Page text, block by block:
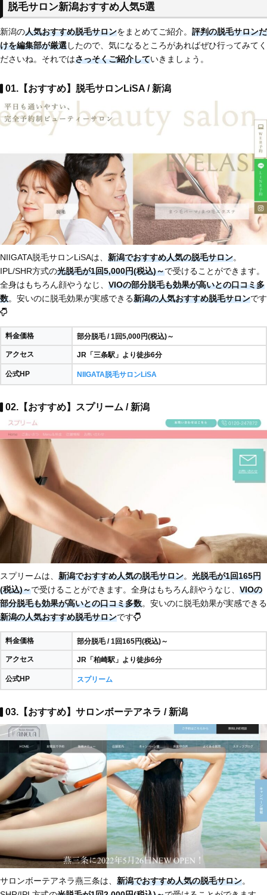
脱毛サロン新潟おすすめ人気5選
新潟の人気おすすめ脱毛サロンをまとめてご紹介。 評判の脱毛サロンだ
けを編集部が厳選したので、気になるところがあればぜひ行ってみてく
ださいね。それではさっそくご紹介していきましょう。
01.【おすすめ】脱毛サロンLiSA / 新潟
NIIGATA脱毛サロンLiSAは、 新潟でおすすめ人気の脱毛サロン。
IPL/SHR方式の光脱毛が1回5,000円(税込)～で受けることができます。
全身はもちろん顔やうなじ、 VIOの部分脱毛も効果が高いとの口コミ多
数。安いのに脱毛効果が実感できる新潟の人気おすすめ脱毛サロンです
料金価格 部分脱毛 / 1回5,000円(税込)～
アクセス JR「三条駅」より徒歩6分
公式HP NIIGATA脱毛サロンLiSA
02.【おすすめ】スプリーム / 新潟
スプリームは、 新潟でおすすめ人気の脱毛サロン。 光脱毛が1回165円
(税込)～で受けることができます。全身はもちろん顔やうなじ、 VIOの
部分脱毛も効果が高いとの口コミ多数。安いのに脱毛効果が実感できる
新潟の人気おすすめ脱毛サロンです
料金価格 部分脱毛 / 1回165円(税込)～
アクセス JR「柏崎駅」より徒歩6分
公式HP スプリーム
03.【おすすめ】サロンボーテアネラ / 新潟
サロンボーテアネラ燕三条は、 新潟でおすすめ人気の脱毛サロン。